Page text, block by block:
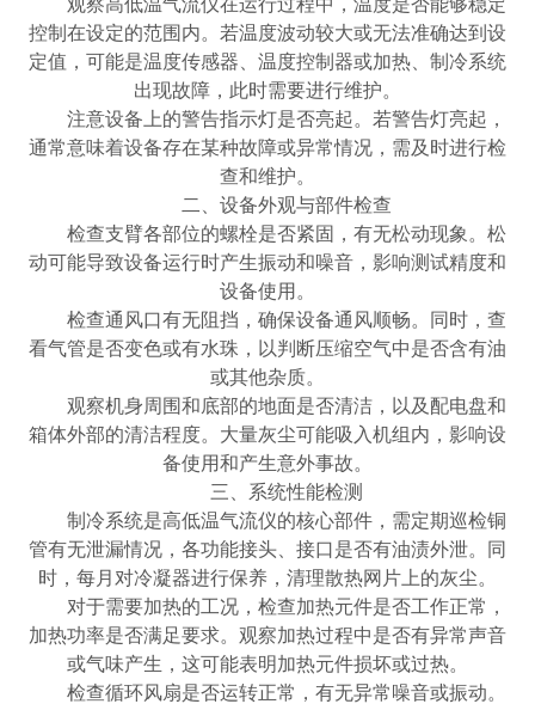
控制在设定的范围内。若温度波动较大或无法准确达到设
定值，可能是温度传感器、温度控制器或加热、制冷系统
出现故障，此时需要进行维护。
注意设备上的警告指示灯是否亮起。若警告灯亮起，
通常意味着设备存在某种故障或异常情况，需及时进行检
查和维护。
二、设备外观与部件检查
‌检查支臂各部位的螺栓是否紧固，有无松动现象。松
动可能导致设备运行时产生振动和噪音，影响测试精度和
设备使用。
检查通风口有无阻挡，确保设备通风顺畅。同时，查
看气管是否变色或有水珠，以判断压缩空气中是否含有油
或其他杂质。
观察机身周围和底部的地面是否清洁，以及配电盘和
箱体外部的清洁程度。大量灰尘可能吸入机组内，影响设
备使用和产生意外事故。
三、系统性能检测
制冷系统是高低温气流仪的核心部件，需定期巡检铜
管有无泄漏情况，各功能接头、接口是否有油渍外泄。同
时，每月对冷凝器进行保养，清理散热网片上的灰尘。
对于需要加热的工况，检查加热元件是否工作正常，
加热功率是否满足要求。观察加热过程中是否有异常声音
或气味产生，这可能表明加热元件损坏或过热。
‌检查循环风扇是否运转正常，有无异常噪音或振动。